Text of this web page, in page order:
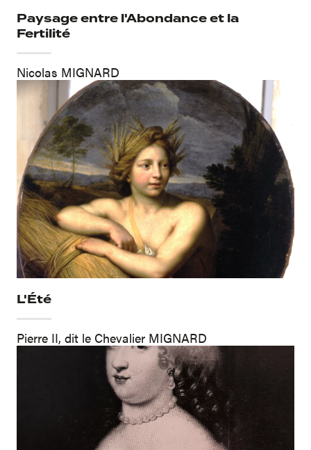
Paysage entre l'Abondance et la
Fertilité
Nicolas MIGNARD
L'Été
Pierre II, dit le Chevalier MIGNARD